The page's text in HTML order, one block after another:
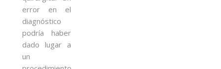
error en el
diagnóstico
podría haber
dado lugar a
un